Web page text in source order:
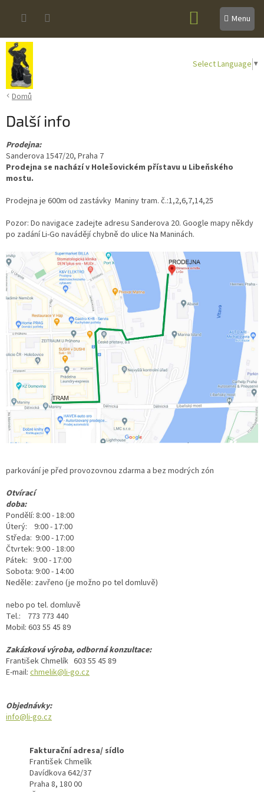
Select Language ▼
NÁKUPNÍ
KOŠÍK
Domů
Další info
Prodejna:
Sanderova 1547/20, Praha 7
Prodejna se nachází v Holešovickém přístavu u Libeňského
mostu.
Prodejna je 600m od zastávky Maniny tram. č.:1,2,6,7,14,25
Pozor: Do navigace zadejte adresu Sanderova 20. Google mapy někdy
po zadání Li-Go navádějí chybně do ulice Na Maninách.
parkování je před provozovnou zdarma a bez modrých zón
Otvírací
doba:
Pondělí: 8:00 - 18:00
Úterý: 9:00 - 17:00
Středa: 9:00 - 17:00
Čtvrtek: 9:00 - 18:00
Pátek: 9:00 - 17:00
Sobota: 9:00 - 14:00
Neděle: zavřeno (je možno po tel domluvě)
nebo po tel. domluvě
Tel.: 773 773 440
Mobil: 603 55 45 89
Zakázková výroba, odborná konzultace:
František Chmelík 603 55 45 89
E-mail: chmelik@li-go.cz
Objednávky:
info@li-go.cz
Fakturační adresa/ sídlo
František Chmelík
Davídkova 642/37
Praha 8, 180 00